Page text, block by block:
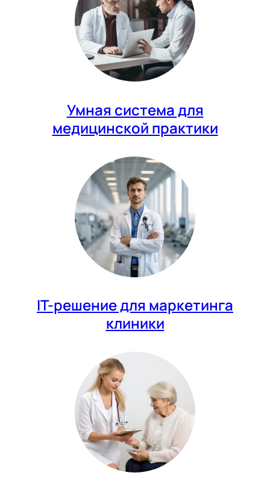
Умная система для
медицинской практики
IT-решение для маркетинга
клиники